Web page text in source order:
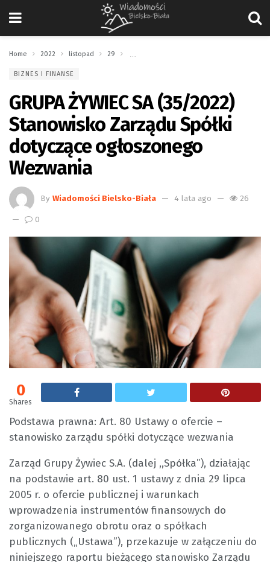
Home 2022 listopad 29
BIZNES I FINANSE
GRUPA ŻYWIEC SA (35/2022)
Stanowisko Zarządu Spółki
dotyczące ogłoszonego
Wezwania
By Wiadomości Bielsko-Biała 4 lata ago 26
0
0
Shares
Podstawa prawna: Art. 80 Ustawy o ofercie –
stanowisko zarządu spółki dotyczące wezwania
Zarząd Grupy Żywiec S.A. (dalej ,,Spółka”), działając
na podstawie art. 80 ust. 1 ustawy z dnia 29 lipca
2005 r. o ofercie publicznej i warunkach
wprowadzenia instrumentów finansowych do
zorganizowanego obrotu oraz o spółkach
publicznych („Ustawa”), przekazuje w załączeniu do
niniejszego raportu bieżącego stanowisko Zarządu